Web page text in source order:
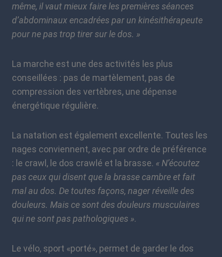
même, il vaut mieux faire les premières séances
d’abdominaux encadrées par un kinésithérapeute
pour ne pas trop tirer sur le dos. »
La marche est une des activités les plus
conseillées : pas de martèlement, pas de
compression des vertèbres, une dépense
énergétique régulière.
La natation est également excellente. Toutes les
nages conviennent, avec par ordre de préférence
: le crawl, le dos crawlé et la brasse. « N’écoutez
pas ceux qui disent que la brasse cambre et fait
mal au dos. De toutes façons, nager réveille des
douleurs. Mais ce sont des douleurs musculaires
qui ne sont pas pathologiques ».
Le vélo, sport «porté», permet de garder le dos